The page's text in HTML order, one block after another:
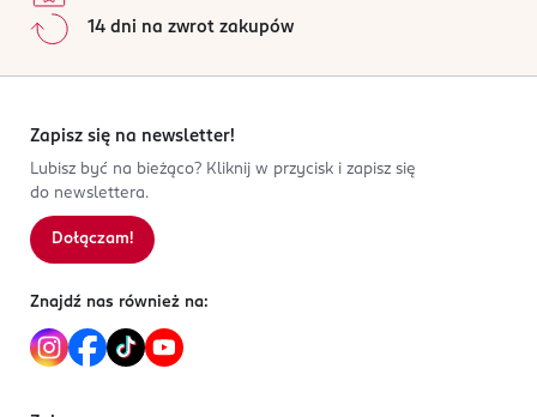
14 dni na zwrot zakupów
Zapisz się na newsletter!
Lubisz być na bieżąco? Kliknij w przycisk i zapisz się
do newslettera.
Dołączam!
Znajdź nas również na: